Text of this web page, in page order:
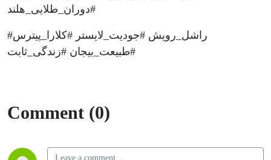
#دوران_طلایی_هلند
#راشل_رویش #جودیت_لایستر #کلارا_پیترس
#طبیعت_بیجان #زندگی_ثابت
Comment (0)